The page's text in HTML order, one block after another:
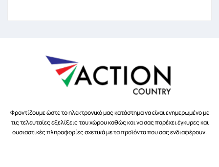
Φροντίζουμε ώστε το ηλεκτρονικό μας κατάστημα να είναι ενημερωμένο με
τις τελευταίες εξελίξεις του χώρου καθώς και να σας παρέχει έγκυρες και
ουσιαστικές πληροφορίες σχετικά με τα προϊόντα που σας ενδιαφέρουν.